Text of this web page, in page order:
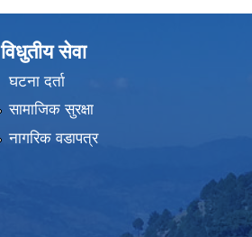
विधुतीय सेवा
घटना दर्ता
सामाजिक सुरक्षा
नागरिक वडापत्र